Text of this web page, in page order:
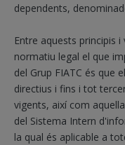
dependents,
Entre aquests principis
normatiu legal el que
del Grup FIATC és que
directius i fins i tot
vigents, així com
del Sistema Intern
la qual és aplicable a